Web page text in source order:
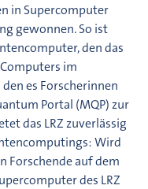
in Supercomputer
gewonnen. So ist
den das
im
es Forscherinnen
Portal (MQP) zur
das LRZ zuverlässig
Wird
Forschende auf dem
des LRZ